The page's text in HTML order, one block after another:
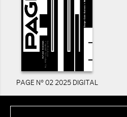
PAGE N° 02 2025 DIGITAL